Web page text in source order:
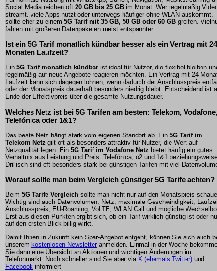
Social Media reichen oft 20 GB bis 25 GB im Monat. Wer regelmäßig
streamt, viele Apps nutzt oder unterwegs häufiger ohne WLAN auskommt,
sollte eher zu einem 5G Tarif mit 35 GB, 50 GB oder 60 GB greifen.
fahren mit größeren Datenpaketen meist entspannter.
Ist ein 5G Tarif monatlich kündbar besser als ein Vertrag mit 24
Monaten Laufzeit?
Ein 5G Tarif monatlich kündbar ist ideal für Nutzer, die flexibel bleiben
regelmäßig auf neue Angebote reagieren möchten. Ein Vertrag mit 24
Laufzeit kann sich dagegen lohnen, wenn dadurch der Anschlusspreis
oder der Monatspreis dauerhaft besonders niedrig bleibt. Entscheidend ist
Ende der Effektivpreis über die gesamte Nutzungsdauer.
Welches Netz ist bei 5G Tarifen am besten: Telekom, Vodafone,
Telefónica oder 1&1?
Das beste Netz hängt stark vom eigenen Standort ab. Ein 5G Tarif im
Telekom Netz gilt oft als besonders attraktiv für Nutzer, die Wert auf
Netzqualität legen. Ein 5G Tarif im Vodafone Netz bietet häufig ein gutes
Verhältnis aus Leistung und Preis. Telefónica, o2 und 1&1 beziehungsweise
Drillisch sind oft besonders stark bei günstigen Tarifen mit viel
Worauf sollte man beim Vergleich günstiger 5G Tarife achten?
Beim 5G Tarife Vergleich sollte man nicht nur auf den Monatspreis
Wichtig sind auch Datenvolumen, Netz, maximale Geschwindigkeit,
Anschlusspreis, EU-Roaming, VoLTE, WLAN Call und mögliche
Erst aus diesen Punkten ergibt sich, ob ein Tarif wirklich günstig ist oder
auf den ersten Blick billig wirkt.
Damit Ihnen in Zukunft kein Spar-Angebot entgeht, können Sie sich auch
unserem kostenlosen Newsletter anmelden. Einmal in der Woche
Sie dann eine Übersicht an Aktionen und wichtigen Änderungen im
Telefonmarkt. Noch schneller sind Sie aber via X (ehemals Twitter) und
Facebook informiert.